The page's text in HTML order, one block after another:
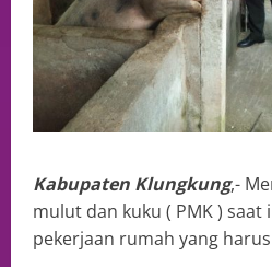
Kabupaten Klungkung,-
mulut dan kuku ( PMK )
pekerjaan rumah yang